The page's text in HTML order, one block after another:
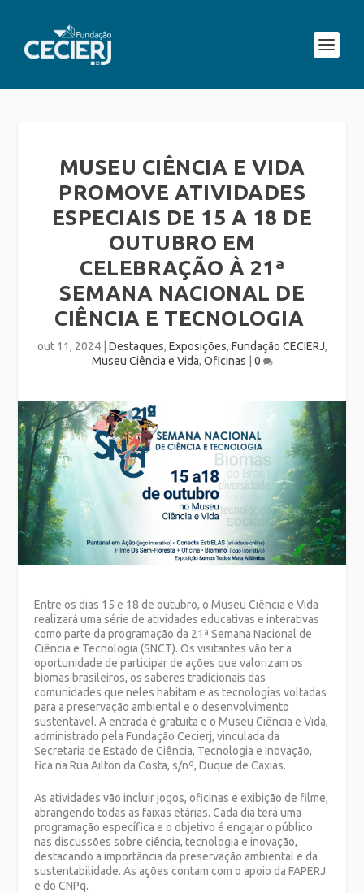
MUSEU CIÊNCIA E VIDA
PROMOVE ATIVIDADES
ESPECIAIS DE 15 A 18 DE
OUTUBRO EM
CELEBRAÇÃO À 21ª
SEMANA NACIONAL DE
CIÊNCIA E TECNOLOGIA
out 11, 2024| Destaques, Exposições, Fundação CECIERJ,
Museu Ciência e Vida, Oficinas 0
Entre os dias 15 e 18 de outubro, o Museu Ciência e Vida
realizará uma série de atividades educativas e interativas
como parte da programação da 21ª Semana Nacional de
Ciência e Tecnologia (SNCT). Os visitantes vão ter a
oportunidade de participar de ações que valorizam os
biomas brasileiros, os saberes tradicionais das
comunidades que neles habitam e as tecnologias voltadas
para a preservação ambiental e o desenvolvimento
sustentável. A entrada é gratuita e o Museu Ciência e Vida,
administrado pela Fundação Cecierj, vinculada da
Secretaria de Estado de Ciência, Tecnologia e Inovação,
fica na Rua Ailton da Costa, s/nº, Duque de Caxias.
As atividades vão incluir jogos, oficinas e exibição de filme,
abrangendo todas as faixas etárias. Cada dia terá uma
programação específica e o objetivo é engajar o público
nas discussões sobre ciência, tecnologia e inovação,
destacando a importância da preservação ambiental e da
sustentabilidade. As ações contam com o apoio da FAPERJ
e do CNPq.